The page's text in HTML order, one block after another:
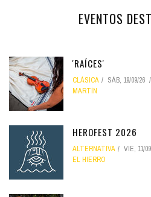
EVENTOS
'RAÍCES'
CLÁSICA SÁB, 19/09/26
MARTÍN
HEROFEST 2026
ALTERNATIVA VIE, 11/
EL HIERRO